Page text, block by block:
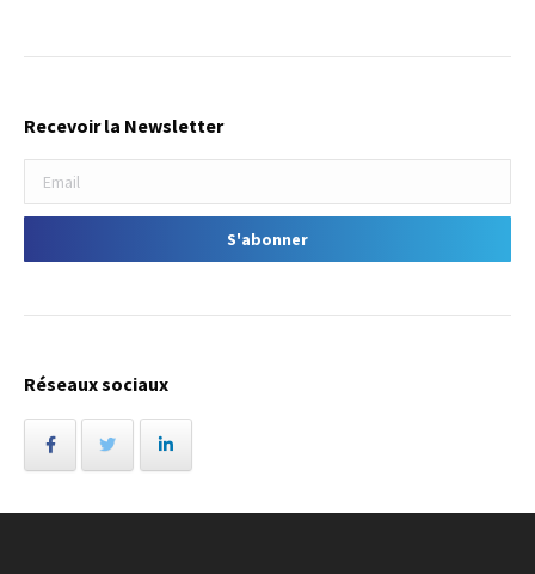
Recevoir la Newsletter
Réseaux sociaux